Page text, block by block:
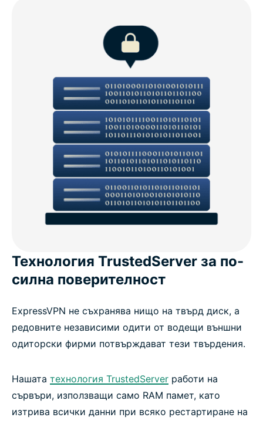
Технология TrustedServer за по-
силна поверителност
ExpressVPN не съхранява нищо на твърд диск, а
редовните независими одити от водещи външни
одиторски фирми потвърждават тези твърдения.
Нашата технология TrustedServer работи на
сървъри, използващи само RAM памет, като
изтрива всички данни при всяко рестартиране на